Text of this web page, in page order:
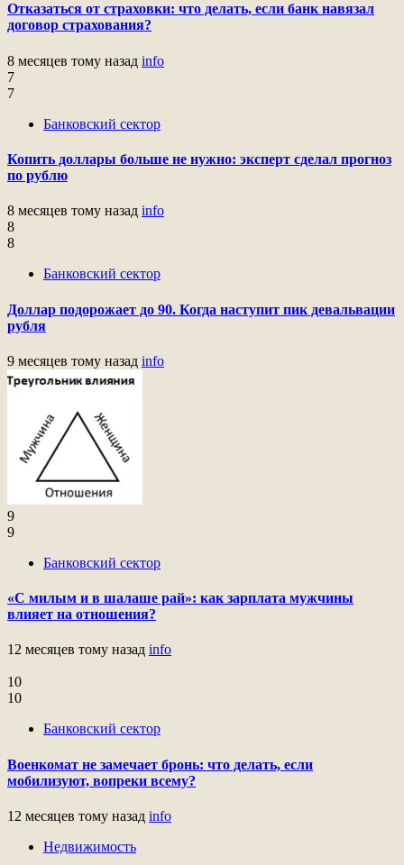
Отказаться от страховки: что делать, если банк навязал
договор страхования?
8 месяцев тому назад info
7
7
Банковский сектор
Копить доллары больше не нужно: эксперт сделал прогноз
по рублю
8 месяцев тому назад info
8
8
Банковский сектор
Доллар подорожает до 90. Когда наступит пик девальвации
рубля
9 месяцев тому назад info
9
9
Банковский сектор
«С милым и в шалаше рай»: как зарплата мужчины
влияет на отношения?
12 месяцев тому назад info
10
10
Банковский сектор
Военкомат не замечает бронь: что делать, если
мобилизуют, вопреки всему?
12 месяцев тому назад info
Недвижимость